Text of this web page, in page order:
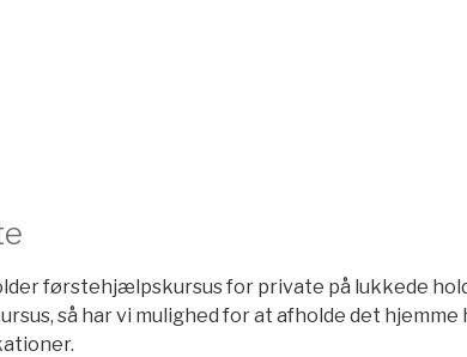
førstehjælpskursus for private på lukkede
så har vi mulighed for at afholde det hjemme